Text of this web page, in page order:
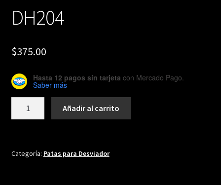
DH204
$375.00
Hasta 12 pagos sin tarjeta con Mercado Pago.
Saber más
Añadir al carrito
Categoría: Patas para Desviador